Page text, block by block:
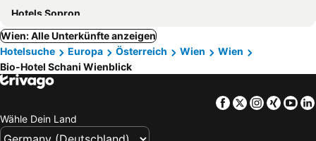
Hotels Sopron
Wien: Alle Unterkünfte anzeigen
Hotelsuche
Europa Österreich Wien
Wien
Bio-Hotel Schani Wienblick
Facebook
TwitterXing
Wähle Dein Land